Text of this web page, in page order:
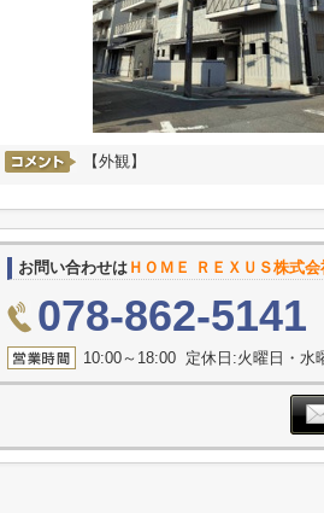
【外観】
お問い合わせは ＨＯＭＥ ＲＥＸＵＳ株式会
078-862-5141
10:00～18:00 定休日:火曜日・水